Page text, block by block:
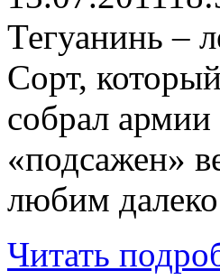
Тегуанинь –
Сорт,
собрал
«подсажен»
любим
Читать